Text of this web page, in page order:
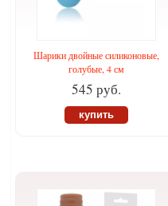
Шарики двойные силиконовые,
голубые, 4 см
545 руб.
купить